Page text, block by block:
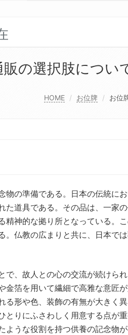
の選択肢につい
HOME お位牌 お位
の準備である。 日本の伝統にお
た道具である。その品は、一家
精神的な拠り所となっている。
。仏教の広まりと共に、日本で
で、故人との心の交流が続けら
金箔を用いて繊細で高雅な意匠
る形や色、装飾の有無が大きく
とりにふさわしく用意する点が
ような役割を持つ供養の記念物